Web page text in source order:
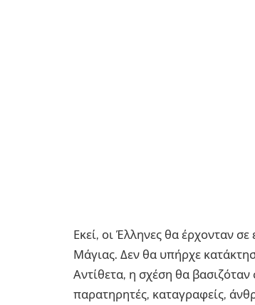
Εκεί, οι Έλληνες θα έρχονταν
Μάγιας. Δεν θα υπήρχε
Αντίθετα, η σχέση θα
παρατηρητές, καταγραφείς,